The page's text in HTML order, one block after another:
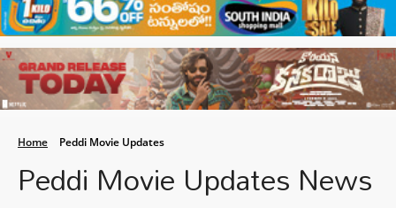
Home Peddi Movie Updates
Peddi Movie Updates News